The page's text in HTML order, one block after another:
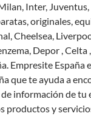
Inter,
originales,
Cheelsea,
Depor , Celta
Empresite España
que te ayuda a
de información de tu
productos y